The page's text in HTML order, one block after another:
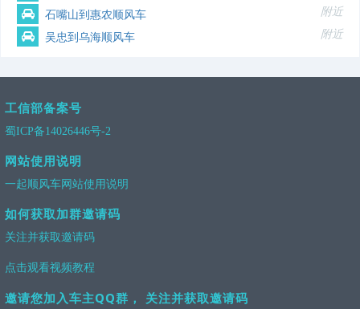
石嘴山到惠农顺风车 附近
吴忠到乌海顺风车 附近
工信部备案号
蜀ICP备14026446号-2
网站使用说明
一起顺风车网站使用说明
如何获取加群邀请码
关注并获取邀请码
点击观看视频教程
邀请您加入车主QQ群， 关注并获取邀请码